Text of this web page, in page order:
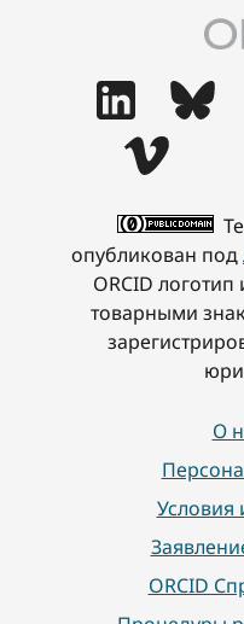
опубликован под
ORCID
товарными
О
Условия
ORCID